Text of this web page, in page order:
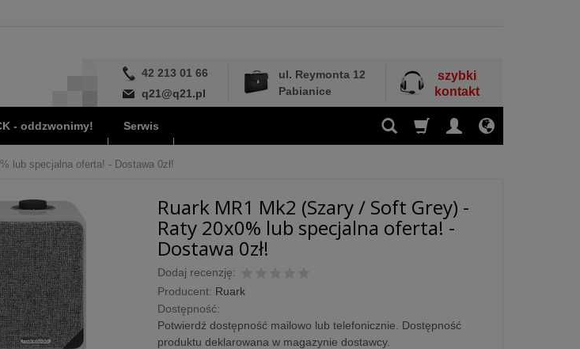
42 213 01 66
q21@q21.pl
ul. Reymonta 12
Pabianice
szybki
kontakt
- oddzwonimy! Serwis
lub specjalna oferta! - Dostawa 0zł!
Ruark MR1 Mk2 (Szary / Soft Grey) -
Raty 20x0% lub specjalna oferta! -
Dostawa 0zł!
Dodaj recenzję:
Producent: Ruark
Dostępność:
Potwierdź dostępność mailowo lub telefonicznie. Dostępność
produktu deklarowana w magazynie dostawcy.